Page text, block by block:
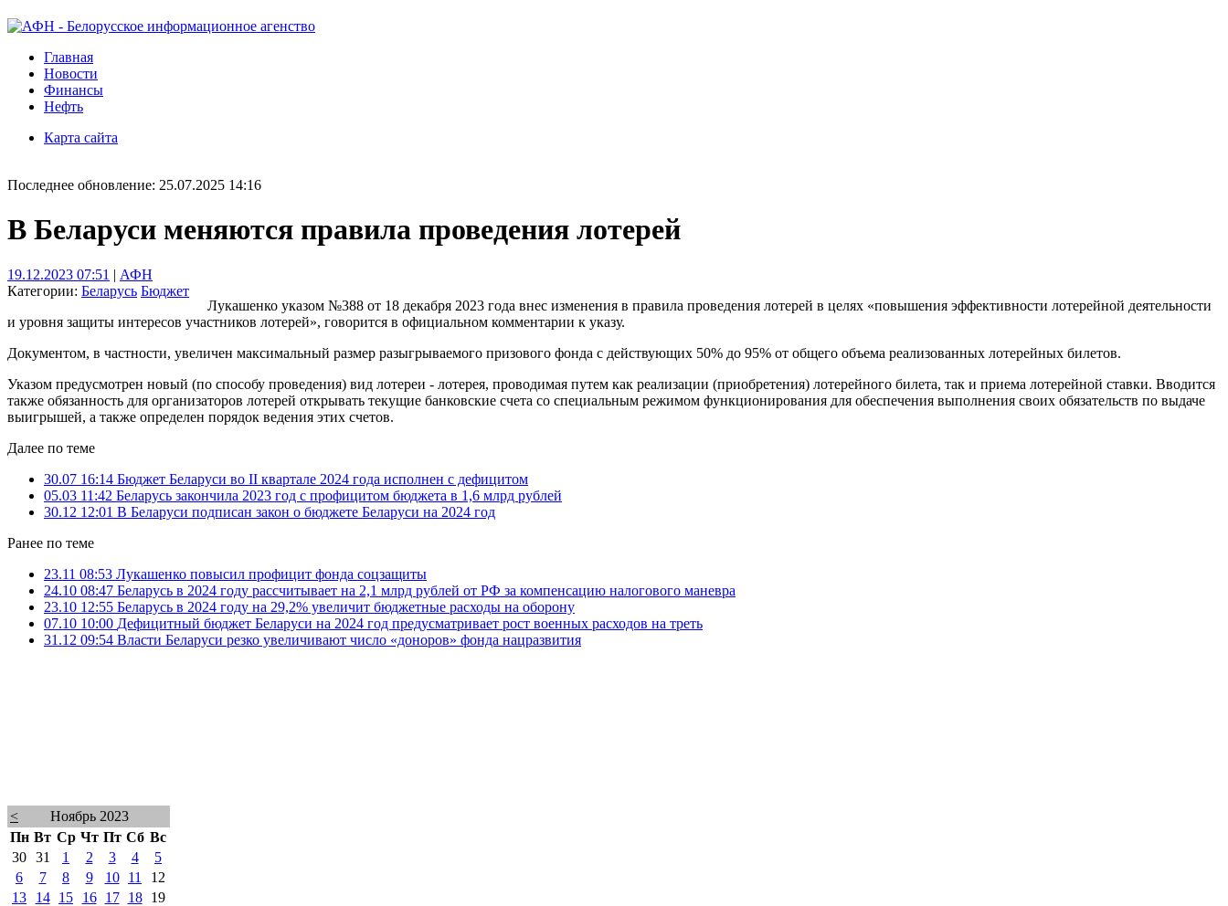
Главная
Новости
Финансы
Нефть
Карта сайта
Последнее обновление: 25.07.2025 14:16
В Беларуси меняются правила проведения лотерей
19.12.2023 07:51 | АФН
Категории: Беларусь Бюджет
Лукашенко указом №388 от 18 декабря 2023 года внес изменения в правила проведения лотерей в целях «повышения эффективности лотерейной деятельности
и уровня защиты интересов участников лотерей», говорится в официальном комментарии к указу.
Документом, в частности, увеличен максимальный размер разыгрываемого призового фонда с действующих 50% до 95% от общего объема реализованных лотерейных билетов.
Указом предусмотрен новый (по способу проведения) вид лотереи - лотерея, проводимая путем как реализации (приобретения) лотерейного билета, так и приема лотерейной ставки. Вводится
также обязанность для организаторов лотерей открывать текущие банковские счета со специальным режимом функционирования для обеспечения выполнения своих обязательств по выдаче
выигрышей, а также определен порядок ведения этих счетов.
Далее по теме
30.07 16:14 Бюджет Беларуси во II квартале 2024 года исполнен с дефицитом
05.03 11:42 Беларусь закончила 2023 год с профицитом бюджета в 1,6 млрд рублей
30.12 12:01 В Беларуси подписан закон о бюджете Беларуси на 2024 год
Ранее по теме
23.11 08:53 Лукашенко повысил профицит фонда соцзащиты
24.10 08:47 Беларусь в 2024 году рассчитывает на 2,1 млрд рублей от РФ за компенсацию налогового маневра
23.10 12:55 Беларусь в 2024 году на 29,2% увеличит бюджетные расходы на оборону
07.10 10:00 Дефицитный бюджет Беларуси на 2024 год предусматривает рост военных расходов на треть
31.12 09:54 Власти Беларуси резко увеличивают число «доноров» фонда нацразвития
<
Ноябрь 2023
Пн Вт Ср Чт Пт Сб Вс
30 31 1 2 3 4
5
6
7 8 9 10 11
12
13
14 15 16 17 18
19